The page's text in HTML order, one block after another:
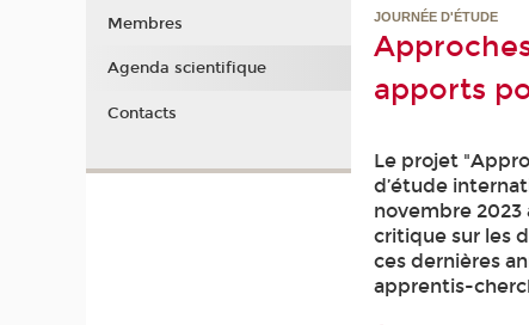
JOURNÉE D'ÉTUDE
apports
Le projet
d’étude
novembre
critique sur les
ces dernières
apprentis-
Membres
Agenda scientifique
Contacts